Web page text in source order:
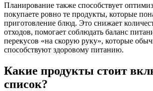
Планирование также способствует
покупаете ровно те продукты, которые
приготовление блюд. Это снижает
отходов, помогает соблюдать баланс
перекусов «на скорую руку», которые
способствуют здоровому питанию.
Какие продукты стоит
список?